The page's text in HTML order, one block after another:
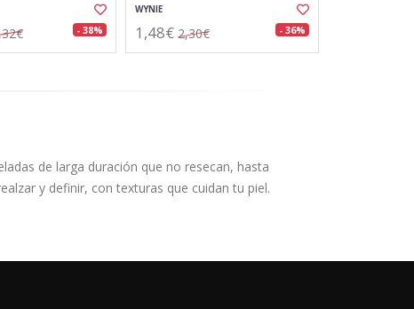
- 38%
WYNIE
1,48€ 2,30€ - 36%
de larga duración que no resecan, hasta
y definir, con texturas que cuidan tu piel.